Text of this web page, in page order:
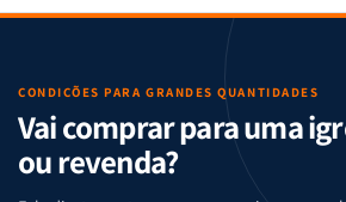
CONDIÇÕES PARA GRANDES QUANTIDADES
Vai comprar para uma
ou revenda?